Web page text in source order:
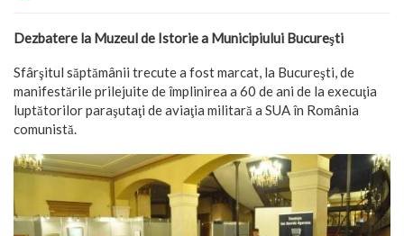
Dezbatere la Muzeul de Istorie a Municipiului Bucureşti
Sfârşitul săptămânii trecute a fost marcat, la Bucureşti, de
manifestările prilejuite de împlinirea a 60 de ani de la execuţia
luptătorilor paraşutaţi de aviaţia militară a SUA în România
comunistă.